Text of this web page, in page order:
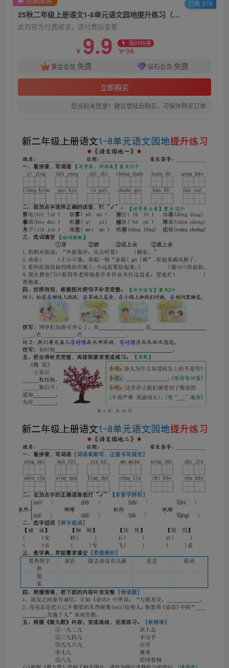
25秋二年级上册语文1-8单元语文园地提升练习（含答案）
此内容为付费阅读，请付费后查看
￥ 9.9 限时特惠
￥38
黄金会员 免费 钻石会员 免费
立即购买
您当前未登录！建议登陆后购买，可保存购买订单
已售 376